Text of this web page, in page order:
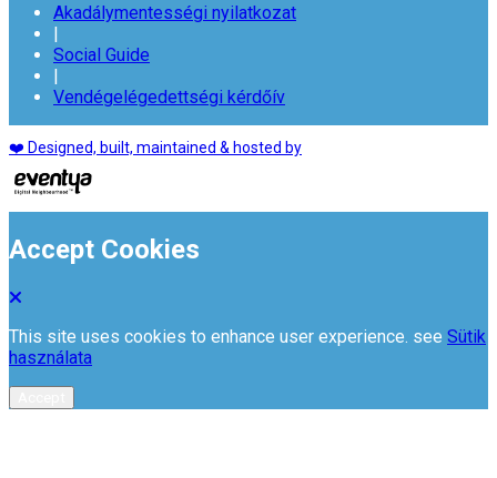
Akadálymentességi nyilatkozat
|
Social Guide
|
Vendégelégedettségi kérdőív
❤️ Designed, built, maintained & hosted by
Accept Cookies
This site uses cookies to enhance user experience. see Sütik
használata